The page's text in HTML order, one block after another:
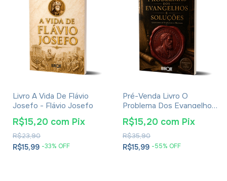
Livro A Vida De Flávio
Josefo - Flávio Josefo
R$15,99 -33% OFF
R$23,90
R$15,20 com Pix
Pré-Venda Livro O
Problema Dos Evangelhos
E Soluções- Eusébio De
Cesareia
R$15,99 -55% OFF
R$35,90
R$15,20 com Pix